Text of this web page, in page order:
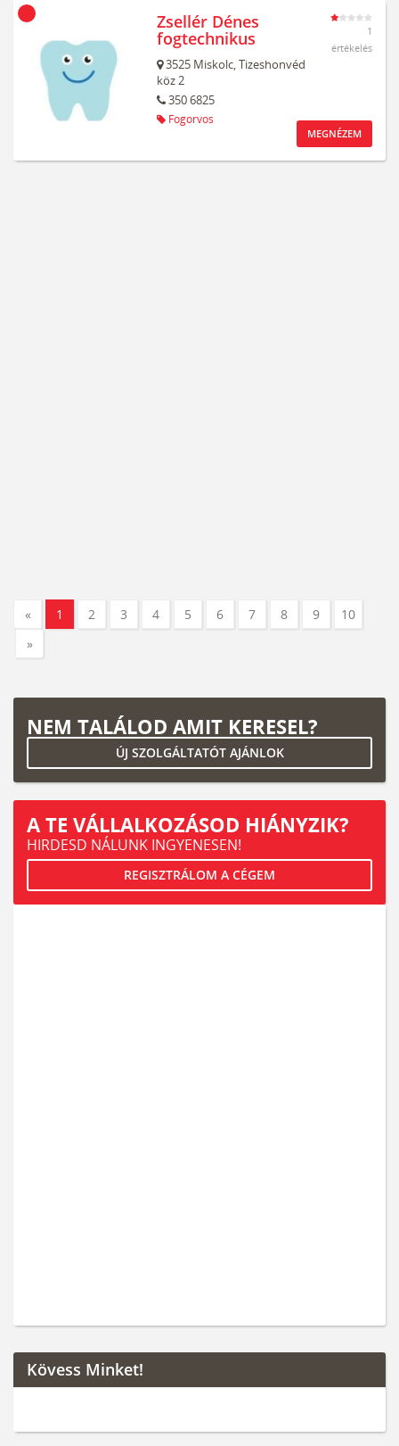
Zsellér Dénes
fogtechnikus
3525 Miskolc,Tizeshonvéd
köz 2
350 6825
Fogorvos
1
értékelés
MEGNÉZEM
« 1 2 3 4 5 6 7 8 9
10
»
NEM TALÁLOD AMIT KERESEL?
ÚJ SZOLGÁLTATÓT AJÁNLOK
A TE VÁLLALKOZÁSOD HIÁNYZIK?
HIRDESD NÁLUNK INGYENESEN!
REGISZTRÁLOM A CÉGEM
Kövess Minket!